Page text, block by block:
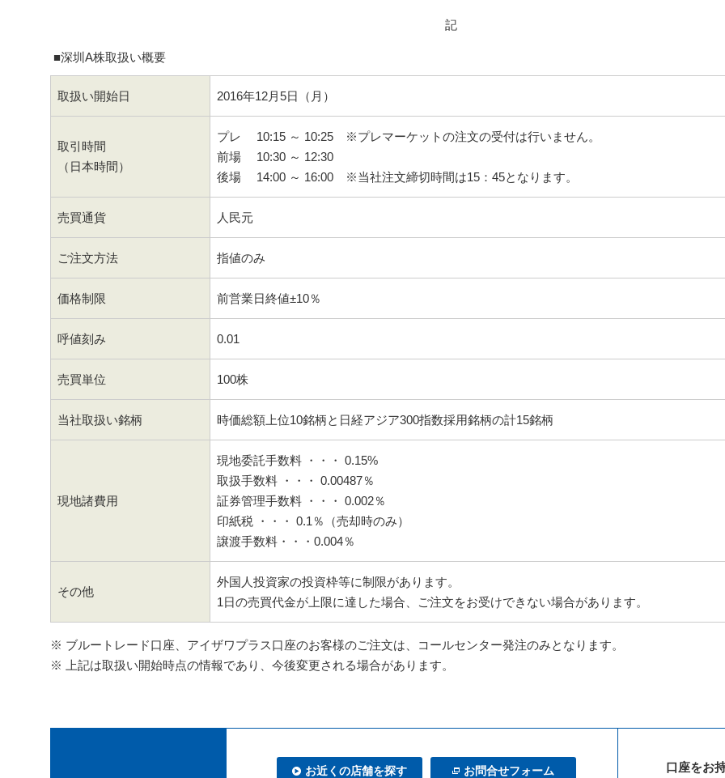
記
■深圳A株取扱い概要
取扱い開始日 2016年12月5日（月）
取引時間
（日本時間）
プレ 10:15 ～ 10:25 ※プレマーケットの注文の受付は行いません。
前場 10:30 ～ 12:30
後場 14:00 ～ 16:00 ※当社注文締切時間は15：45となります。
売買通貨 人民元
ご注文方法 指値のみ
価格制限 前営業日終値±10％
呼値刻み 0.01
売買単位 100株
当社取扱い銘柄 時価総額上位10銘柄と日経アジア300指数採用銘柄の計15銘柄
現地諸費用
現地委託手数料 ・・・ 0.15%
取扱手数料 ・・・ 0.00487％
証券管理手数料 ・・・ 0.002％
印紙税 ・・・ 0.1％（売却時のみ）
譲渡手数料・・・0.004％
その他
外国人投資家の投資枠等に制限があります。
1日の売買代金が上限に達した場合、ご注文をお受けできない場合があります。
※ ブルートレード口座、アイザワプラス口座のお客様のご注文は、コールセンター発注のみとなります。
※ 上記は取扱い開始時点の情報であり、今後変更される場合があります。
お近くの店舗を探す お問合せフォーム 口座をお